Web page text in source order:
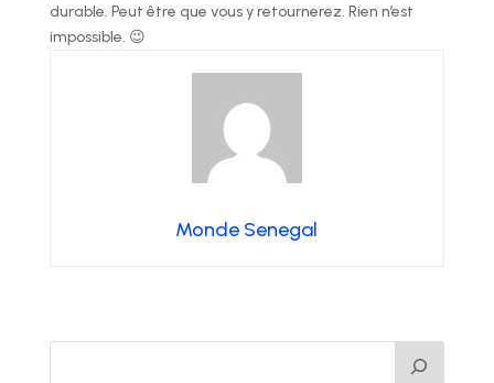
durable. Peut être que vous y retournerez. Rien n’est
impossible. 😉
Monde Senegal